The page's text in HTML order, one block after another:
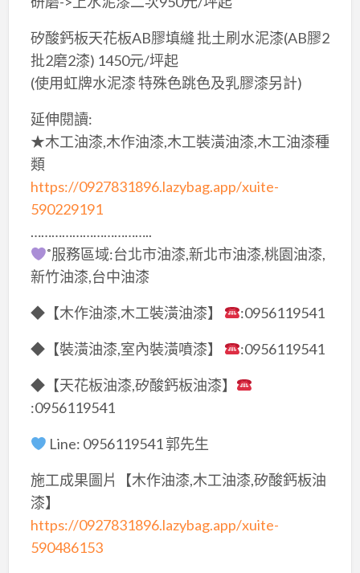
矽酸鈣板天花板AB膠填縫 批土刷水泥漆(AB膠2
批2磨2漆) 1450元/坪起
(使用虹牌水泥漆 特殊色跳色及乳膠漆另計)
延伸閱讀:
★木工油漆,木作油漆,木工裝潢油漆,木工油漆種
類
https://0927831896.lazybag.app/xuite-
590229191
……………………………..
˚服務區域:台北市油漆,新北市油漆,桃園油漆,
新竹油漆,台中油漆
◆【木作油漆,木工裝潢油漆】 :0956119541
◆【裝潢油漆,室內裝潢噴漆】 :0956119541
◆【天花板油漆,矽酸鈣板油漆】
:0956119541
Line: 0956119541 郭先生
施工成果圖片【木作油漆,木工油漆,矽酸鈣板油
漆】
https://0927831896.lazybag.app/xuite-
590486153